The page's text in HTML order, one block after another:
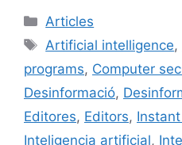
c
e
b
o
o
ai
l
s
k
y
Categories
Articles
Etiquetes
Artificial intelligence,
programs, Computer
Desinformació,
Editores, Editors,
Inteligencia artificial,